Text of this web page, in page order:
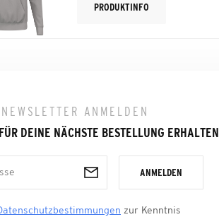
PRODUKTINFO
ANMELDEN
DEINE NÄCHSTE BESTELLUNG ERHALTEN
ANMELDEN
zur Kenntnis